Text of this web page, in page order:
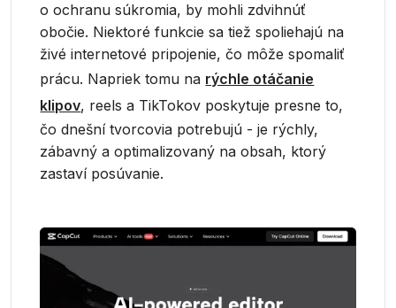
o ochranu súkromia, by mohli zdvihnúť
obočie. Niektoré funkcie sa tiež spoliehajú na
živé internetové pripojenie, čo môže spomaliť
prácu. Napriek tomu na rýchle otáčanie
klipov, reels a TikTokov poskytuje presne to,
čo dnešní tvorcovia potrebujú - je rýchly,
zábavný a optimalizovaný na obsah, ktorý
zastaví posúvanie.